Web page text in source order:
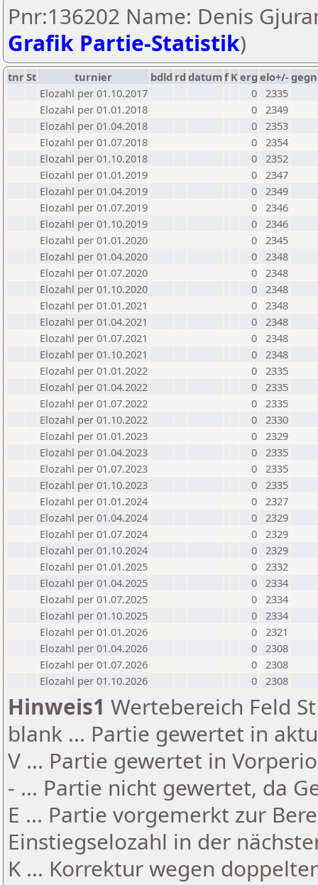
Pnr:136202 Name: Denis
Grafik Partie-Statistik)
tnrSt turnier bdld rd datumf Kerg elo+/-
Elozahl per 01.10.2017
0 2335
Elozahl per 01.01.2018
0 2349
Elozahl per 01.04.2018
0 2353
Elozahl per 01.07.2018
0 2354
Elozahl per 01.10.2018
0 2352
Elozahl per 01.01.2019
0 2347
Elozahl per 01.04.2019
0 2349
Elozahl per 01.07.2019
0 2346
Elozahl per 01.10.2019
0 2346
Elozahl per 01.01.2020
0 2345
Elozahl per 01.04.2020
0 2348
Elozahl per 01.07.2020
0 2348
Elozahl per 01.10.2020
0 2348
Elozahl per 01.01.2021
0 2348
Elozahl per 01.04.2021
0 2348
Elozahl per 01.07.2021
0 2348
Elozahl per 01.10.2021
0 2348
Elozahl per 01.01.2022
0 2335
Elozahl per 01.04.2022
0 2335
Elozahl per 01.07.2022
0 2335
Elozahl per 01.10.2022
0 2330
Elozahl per 01.01.2023
0 2329
Elozahl per 01.04.2023
0 2335
Elozahl per 01.07.2023
0 2335
Elozahl per 01.10.2023
0 2335
Elozahl per 01.01.2024
0 2327
Elozahl per 01.04.2024
0 2329
Elozahl per 01.07.2024
0 2329
Elozahl per 01.10.2024
0 2329
Elozahl per 01.01.2025
0 2332
Elozahl per 01.04.2025
0 2334
Elozahl per 01.07.2025
0 2334
Elozahl per 01.10.2025
0 2334
Elozahl per 01.01.2026
0 2321
Elozahl per 01.04.2026
0 2308
Elozahl per 01.07.2026
0 2308
Elozahl per 01.10.2026
0 2308
Hinweis1 Wertebereich Feld
blank ... Partie gewertet in
V ... Partie gewertet in
- ... Partie nicht gewertet, da
E ... Partie vorgemerkt zur
Einstiegselozahl in der
K ... Korrektur wegen